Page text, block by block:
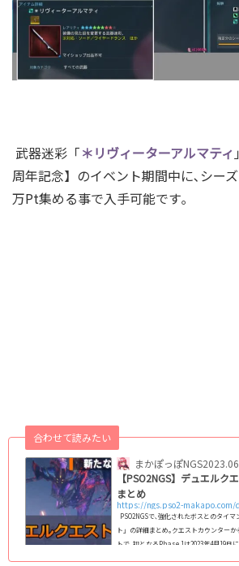
武器迷彩「＊リヴィーターアルマティ
周年記念】のイベント期間中に､シー
万Pt集める事で入手可能です｡
まかぽっぽNGS
合わせて読みたい
【PSO2NGS】デュエルク
まとめ
https://ngs.pso2-makapo.com/
PSO2NGSで､強化されたボスとのタイ
ト」の詳細まとめ｡クエストカウンター
トで､初となるPhase.1は2023年4月19日